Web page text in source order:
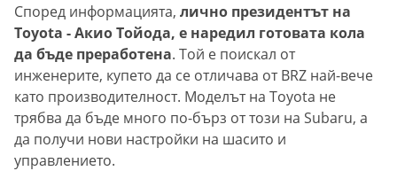
Според информацията, лично президентът на
Toyota - Акио Тойода, е наредил готовата кола
да бъде преработена. Той е поискал от
инженерите, купето да се отличава от BRZ най-вече
като производителност. Моделът на Toyota не
трябва да бъде много по-бърз от този на Subaru, а
да получи нови настройки на шасито и
управлението.